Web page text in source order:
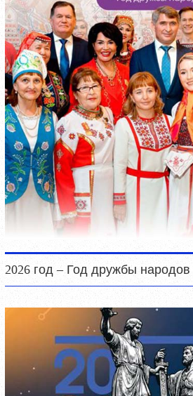
2026 год – Год дружбы